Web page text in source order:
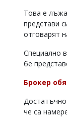
статиите
въвеждат
редакцията
Това е
представи
отговарят
Специално
бе
Брокер
че са